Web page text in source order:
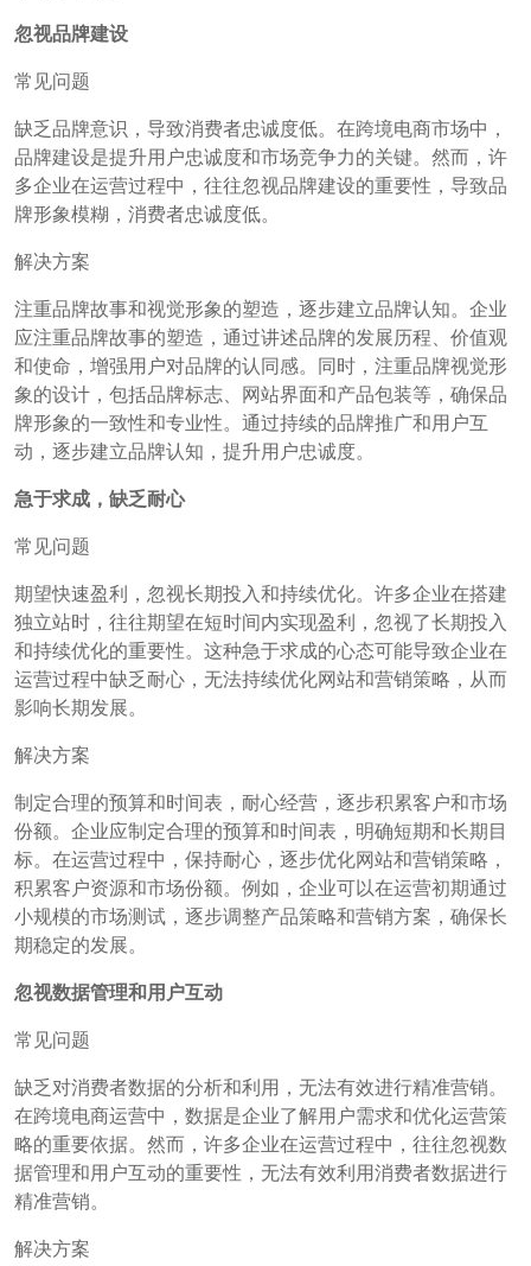
忽视品牌建设
常见问题
缺乏品牌意识，导致消费者忠诚度低。在跨境电商市场中，
品牌建设是提升用户忠诚度和市场竞争力的关键。然而，许
多企业在运营过程中，往往忽视品牌建设的重要性，导致品
牌形象模糊，消费者忠诚度低。
解决方案
注重品牌故事和视觉形象的塑造，逐步建立品牌认知。企业
应注重品牌故事的塑造，通过讲述品牌的发展历程、价值观
和使命，增强用户对品牌的认同感。同时，注重品牌视觉形
象的设计，包括品牌标志、网站界面和产品包装等，确保品
牌形象的一致性和专业性。通过持续的品牌推广和用户互
动，逐步建立品牌认知，提升用户忠诚度。
急于求成，缺乏耐心
常见问题
期望快速盈利，忽视长期投入和持续优化。许多企业在搭建
独立站时，往往期望在短时间内实现盈利，忽视了长期投入
和持续优化的重要性。这种急于求成的心态可能导致企业在
运营过程中缺乏耐心，无法持续优化网站和营销策略，从而
影响长期发展。
解决方案
制定合理的预算和时间表，耐心经营，逐步积累客户和市场
份额。企业应制定合理的预算和时间表，明确短期和长期目
标。在运营过程中，保持耐心，逐步优化网站和营销策略，
积累客户资源和市场份额。例如，企业可以在运营初期通过
小规模的市场测试，逐步调整产品策略和营销方案，确保长
期稳定的发展。
忽视数据管理和用户互动
常见问题
缺乏对消费者数据的分析和利用，无法有效进行精准营销。
在跨境电商运营中，数据是企业了解用户需求和优化运营策
略的重要依据。然而，许多企业在运营过程中，往往忽视数
据管理和用户互动的重要性，无法有效利用消费者数据进行
精准营销。
解决方案